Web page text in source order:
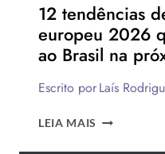
12 tendências
europeu 2026
ao Brasil na
Escrito porLaís
LEIA MAIS